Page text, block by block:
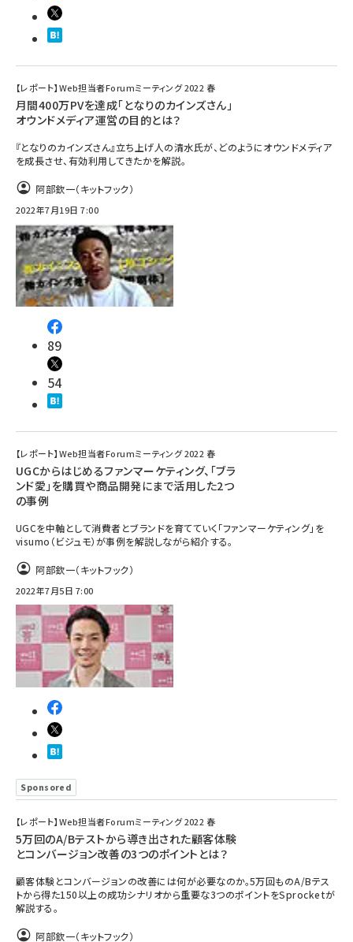
【レポート】Web担当者Forumミーティング 2022 春
月間400万PVを達成「となりのカインズさん」
オウンドメディア運営の目的とは？
『となりのカインズさん』立ち上げ人の清水氏が、どのようにオウンドメディア
を成長させ、有効利用してきたかを解説。
阿部欽一（キットフック）
2022年7月19日 7:00
89
54
【レポート】Web担当者Forumミーティング 2022 春
UGCからはじめるファンマーケティング、「ブラ
ンド愛」を購買や商品開発にまで活用した2つ
の事例
UGCを中軸として消費者とブランドを育てていく「ファンマーケティング」を
visumo（ビジュモ）が事例を解説しながら紹介する。
阿部欽一（キットフック）
2022年7月5日 7:00
Sponsored
【レポート】Web担当者Forumミーティング 2022 春
5万回のA/Bテストから導き出された顧客体験
とコンバージョン改善の3つのポイントとは？
顧客体験とコンバージョンの改善には何が必要なのか。5万回ものA/Bテス
トから得た150以上の成功シナリオから重要な3つのポイントをSprocketが
解説する。
阿部欽一（キットフック）